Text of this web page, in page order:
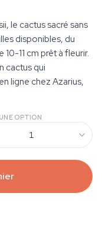
le cactus sacré sans
disponibles, du
11 cm prêt à fleurir.
cactus qui
ligne chez Azarius,
OPTION
1